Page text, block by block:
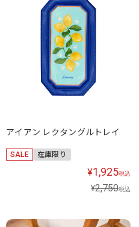
アイアン レクタングルトレイ
SALE 在庫限り
¥1,925税込
¥2,750税込